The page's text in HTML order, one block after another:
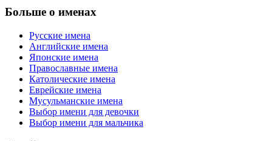
Больше о именах
Русские имена
Английские имена
Японские имена
Православные имена
Католические имена
Еврейские имена
Мусульманские имена
Выбор имени для девочки
Выбор имени для мальчика